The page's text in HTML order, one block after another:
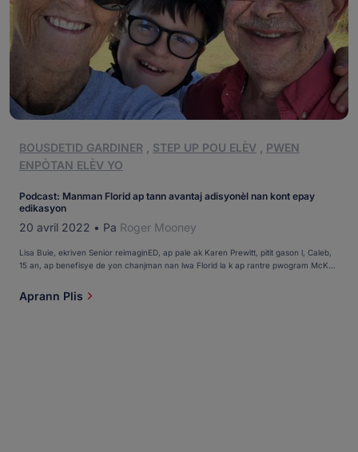
BOUSDETID GARDINER STEP UP POU ELÈV
PWEN
ENPÒTAN ELÈV YO
Podcast: Manman Florid ap tann avantaj adisyonèl nan kont epay
edikasyon
20 avril 2022 • Pa Roger Mooney
Lisa Buie, ekriven Senior reimaginED, ap pale ak Karen Prewitt, pitit gason l, Caleb,
15 an, ap benefisye de yon chanjman nan lwa Florid la k ap rantre pwogram McKay
la a pou w koute podcast la. Li te fèt ak Sendwòm Dawonn, Caleb ale nan North
Florida School [...]
Aprann Plis